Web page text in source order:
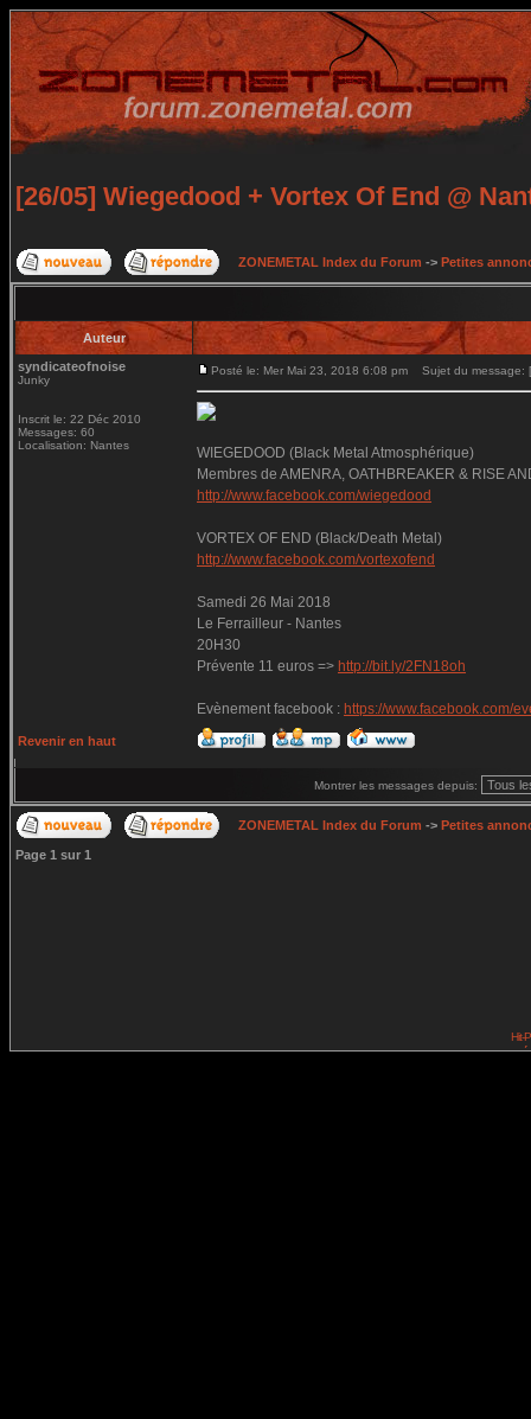
[26/05] Wiegedood + Vortex Of End @
ZONEMETAL Index du Forum -> Petites
Auteur
syndicateofnoise
Junky
Inscrit le: 22 Déc 2010
Messages: 60
Localisation: Nantes
Posté le: Mer Mai 23, 2018 6:08 pm Sujet du message:
WIEGEDOOD (Black Metal Atmosphérique)
Membres de AMENRA, OATHBREAKER & RISE
http://www.facebook.com/wiegedood
VORTEX OF END (Black/Death Metal)
http://www.facebook.com/vortexofend
Samedi 26 Mai 2018
Le Ferrailleur - Nantes
20H30
Prévente 11 euros => http://bit.ly/2FN18oh
Evènement facebook : https://www.facebook.com/
Revenir en haut
Montrer les messages depuis:
ZONEMETAL Index du Forum -> Petites
Page 1 sur 1